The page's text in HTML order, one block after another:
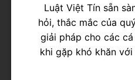
Luật Việt Tín sẵn
hỏi, thắc mắc của
giải pháp cho các
khi gặp khó khăn